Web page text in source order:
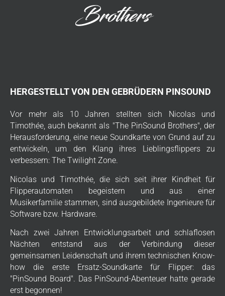
HERGESTELLT VON DEN GEBRÜDERN PINSOUND
Vor mehr als 10 Jahren stellten sich Nicolas und
Timothée, auch bekannt als "The PinSound Brothers", der
Herausforderung, eine neue Soundkarte von Grund auf zu
entwickeln, um den Klang ihres Lieblingsflippers zu
verbessern: The Twilight Zone.
Nicolas und Timothée, die sich seit ihrer Kindheit für
Flipperautomaten begeistern und aus einer
Musikerfamilie stammen, sind ausgebildete Ingenieure für
Software bzw. Hardware.
Nach zwei Jahren Entwicklungsarbeit und schlaflosen
Nächten entstand aus der Verbindung dieser
gemeinsamen Leidenschaft und ihrem technischen Know-
how die erste Ersatz-Soundkarte für Flipper: das
"PinSound Board". Das PinSound-Abenteuer hatte gerade
erst begonnen!